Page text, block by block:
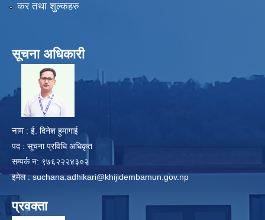
कर तथा शुल्कहरु
सूचना अधिकारी
​
नाम : ई. दिनेश हुमागाई
पद : सूचना प्रविधि अधिकृत
सम्पर्क न: ९७६२२२४३०२
इमेल :suchana.adhikari@khijidembamun.gov.np
प्रवक्ता